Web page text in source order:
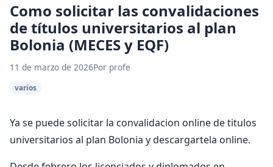
Como solicitar las convalidaciones
de títulos universitarios al plan
Bolonia (MECES y EQF)
11 de marzo de 2026Por profe
varios
Ya se puede solicitar la convalidacion online de titulos
universitarios al plan Bolonia y descargartela online.